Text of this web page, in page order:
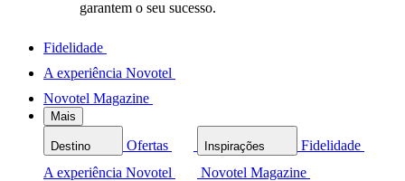
garantem o seu sucesso.
Fidelidade
A experiência Novotel
Novotel Magazine
Mais
Destino Ofertas Inspirações
Fidelidade
A experiência Novotel
Novotel Magazine